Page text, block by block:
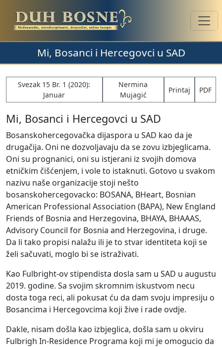
Mi, Bosanci i Hercegovci u SAD
Svezak 15 Br. 1 (2020):
Januar
Nermina
Mujagić
Printaj PDF
Mi, Bosanci i Hercegovci u SAD
Bosanskohercegovačka dijaspora u SAD kao da je
drugačija. Oni ne dozvoljavaju da se zovu izbjeglicama.
Oni su prognanici, oni su istjerani iz svojih domova
etničkim čišćenjem, i vole to istaknuti. Gotovo u svakom
nazivu naše organizacije stoji nešto
bosanskohercegovacko: BOSANA, BHeart, Bosnian
American Professional Association (BAPA), New England
Friends of Bosnia and Herzegovina, BHAYA, BHAAAS,
Advisory Council for Bosnia and Herzegovina, i druge.
Da li tako propisi nalažu ili je to stvar identiteta koji se
želi sačuvati, moglo bi se istraživati.
Kao Fulbright-ov stipendista dosla sam u SAD u augustu
2019. godine. Sa svojim skromnim iskustvom necu
dosta toga reci, ali pokusat ću da dam svoju impresiju o
Bosancima i Hercegovcima koji žive i rade ovdje.
Dakle, nisam došla kao izbjeglica, došla sam u okviru
Fulbrigh In-Residence Programa koji mi je omogucio da